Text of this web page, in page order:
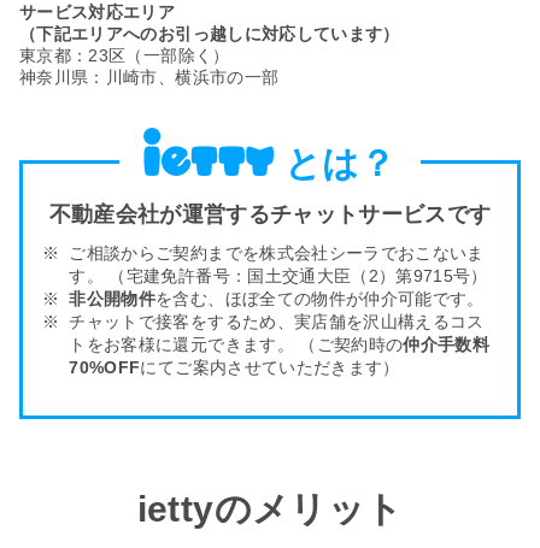
サービス対応エリア
（下記エリアへのお引っ越しに対応しています）
東京都：23区（一部除く）
神奈川県：川崎市、横浜市の一部
とは？
不動産会社が運営するチャットサービスです
ご相談からご契約までを株式会社シーラでおこないま
す。
（宅建免許番号：国土交通大臣（2）第9715号）
非公開物件を含む、ほぼ全ての物件が仲介可能です。
チャットで接客をするため、実店舗を沢山構える コス
トをお客様に還元できます。 （ご契約時の仲介手数料
70%OFFにてご案内させていただきます）
iettyのメリット